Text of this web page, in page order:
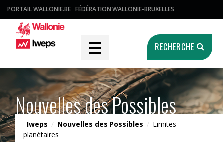
PORTAIL WALLONIE.BE FÉDÉRATION WALLONIE-BRUXELLES
☰ RECHERCHE
Nouvelles des Possibles
Iweps / Nouvelles des Possibles / Limites
planétaires